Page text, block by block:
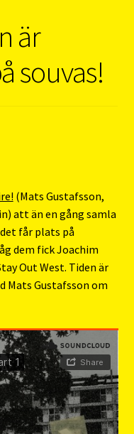
är
souvas!
(Mats Gustafsson,
att än en gång samla
får plats på
dem fick Joachim
Out West. Tiden är
Mats Gustafsson om